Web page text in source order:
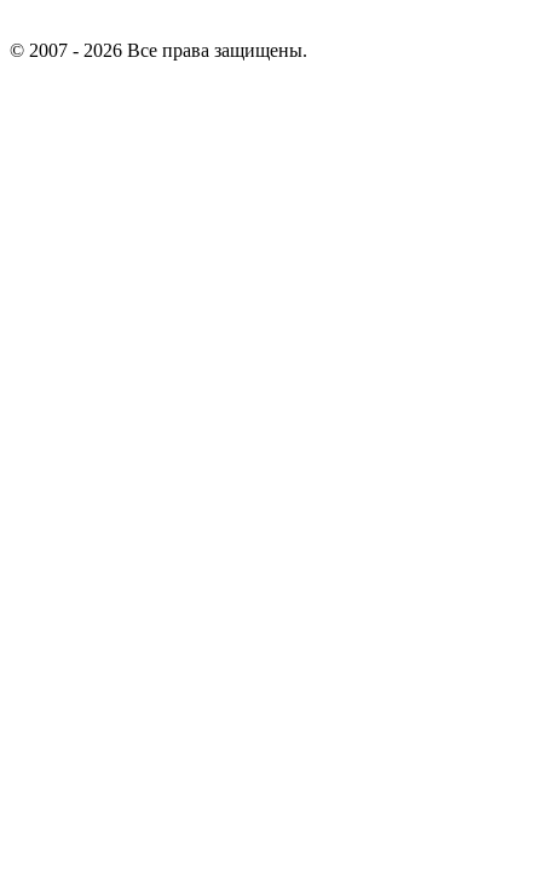
© 2007 - 2026 Все права защищены.